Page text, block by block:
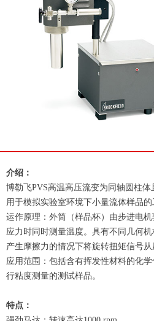
介绍：
博勒飞PVS高温高压流变为同轴圆柱
用于模拟实验室环境下小量流体样品的
运作原理：外筒（样品杯）由步进电
应力时同时测量温度。具有不同几何
产生摩擦力的情况下将旋转扭矩信号
应用范围：包括含有挥发性材料的化
行粘度测量的测试样品。
特点：